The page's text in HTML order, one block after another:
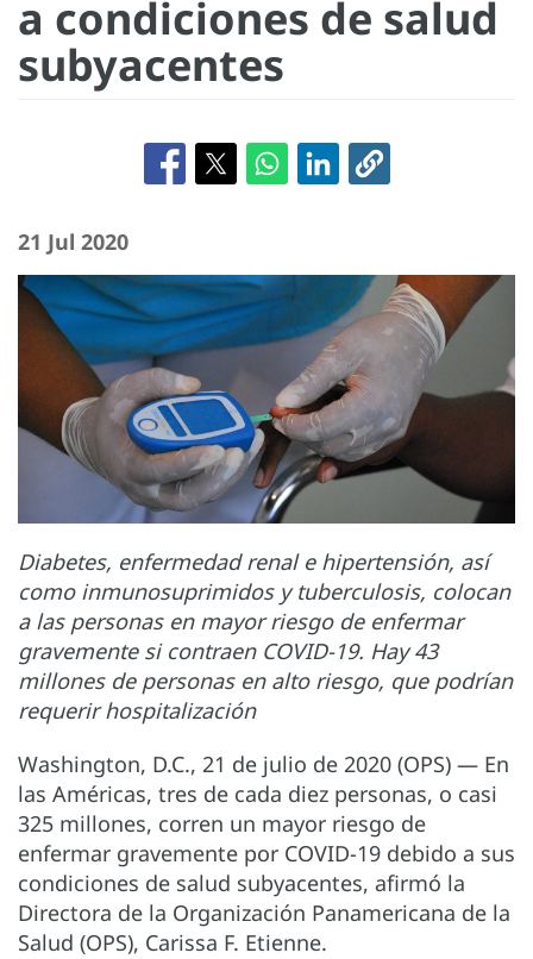
a condiciones de salud
subyacentes
21 Jul 2020
Diabetes, enfermedad renal e hipertensión, así
como inmunosuprimidos y tuberculosis, colocan
a las personas en mayor riesgo de enfermar
gravemente si contraen COVID-19. Hay 43
millones de personas en alto riesgo, que podrían
requerir hospitalización
Washington, D.C., 21 de julio de 2020 (OPS) — En
las Américas, tres de cada diez personas, o casi
325 millones, corren un mayor riesgo de
enfermar gravemente por COVID-19 debido a sus
condiciones de salud subyacentes, afirmó la
Directora de la Organización Panamericana de la
Salud (OPS), Carissa F. Etienne.